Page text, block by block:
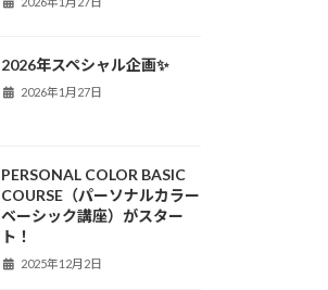
2026年スペシャル企画✨
2026年1月27日
PERSONAL COLOR BASIC
COURSE（パーソナルカラー
ベーシック講座）がスター
ト！
2025年12月2日